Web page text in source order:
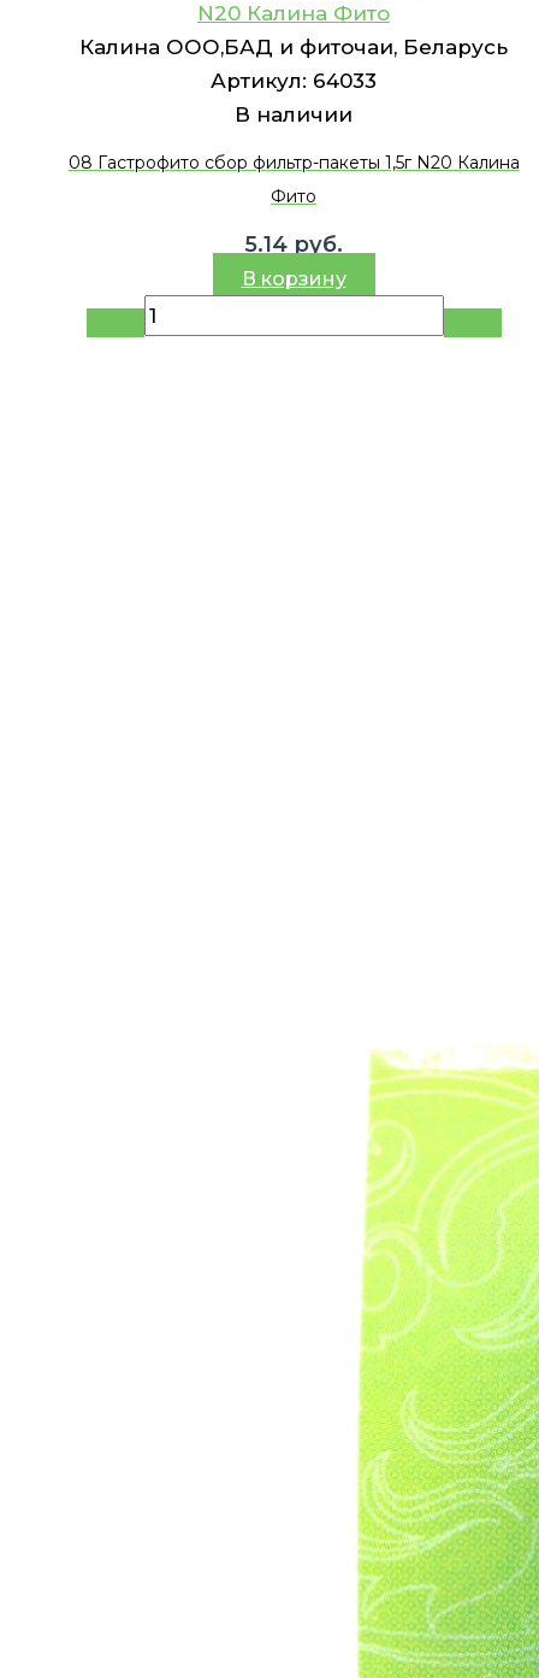
N20 Калина Фито
Калина ООО,БАД и фиточаи, Беларусь
Артикул: 64033
В наличии
08 Гастрофито сбор фильтр-пакеты 1,5г N20 Калина
Фито
5.14 руб.
В корзину